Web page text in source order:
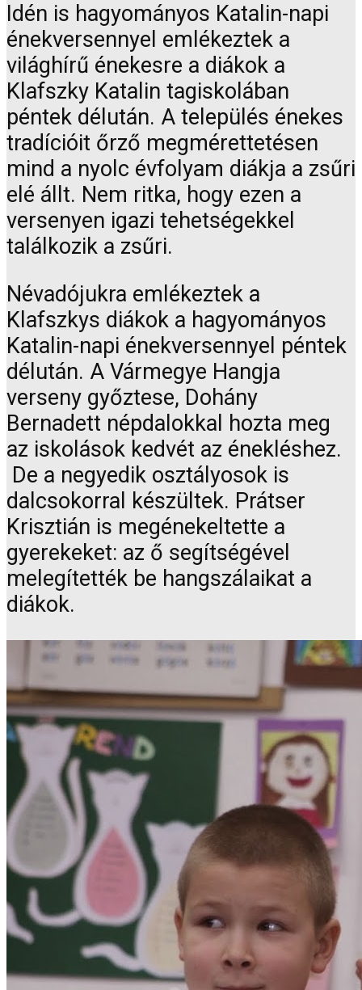
Idén is hagyományos Katalin-napi
énekversennyel emlékeztek a
világhírű énekesre a diákok a
Klafszky Katalin tagiskolában
péntek délután. A település énekes
tradícióit őrző megmérettetésen
mind a nyolc évfolyam diákja a zsűri
elé állt. Nem ritka, hogy ezen a
versenyen igazi tehetségekkel
találkozik a zsűri.
Névadójukra emlékeztek a
Klafszkys diákok a hagyományos
Katalin-napi énekversennyel péntek
délután. A Vármegye Hangja
verseny győztese, Dohány
Bernadett népdalokkal hozta meg
az iskolások kedvét az énekléshez.
De a negyedik osztályosok is
dalcsokorral készültek. Prátser
Krisztián is megénekeltette a
gyerekeket: az ő segítségével
melegítették be hangszálaikat a
diákok.